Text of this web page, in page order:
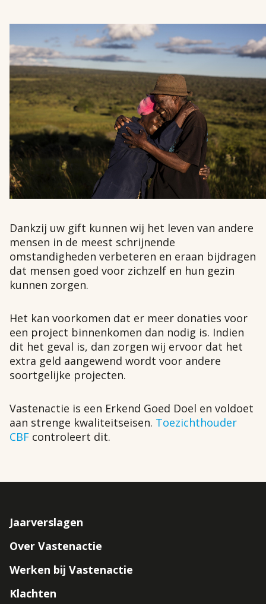
Dankzij uw gift kunnen wij het leven van andere
mensen in de meest schrijnende
omstandigheden verbeteren en eraan bijdragen
dat mensen goed voor zichzelf en hun gezin
kunnen zorgen.
Het kan voorkomen dat er meer donaties voor
een project binnenkomen dan nodig is. Indien
dit het geval is, dan zorgen wij ervoor dat het
extra geld aangewend wordt voor andere
soortgelijke projecten.
Vastenactie is een Erkend Goed Doel en voldoet
aan strenge kwaliteitseisen. Toezichthouder
CBF controleert dit.
Footer
navigation
Jaarverslagen
Over Vastenactie
Werken bij Vastenactie
Klachten